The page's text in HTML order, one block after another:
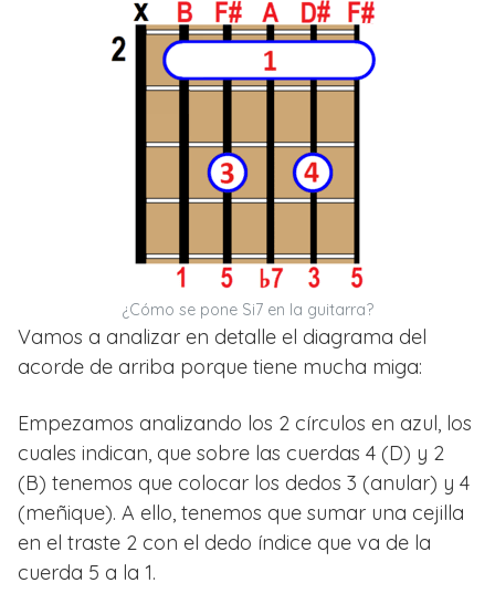
¿Cómo se pone Si7 en la guitarra?
Vamos a analizar en detalle el diagrama del
acorde de arriba porque tiene mucha miga:
Empezamos analizando los 2 círculos en azul, los
cuales indican, que sobre las cuerdas 4 (D) y 2
(B) tenemos que colocar los dedos 3 (anular) y 4
(meñique). A ello, tenemos que sumar una cejilla
en el traste 2 con el dedo índice que va de la
cuerda 5 a la 1.